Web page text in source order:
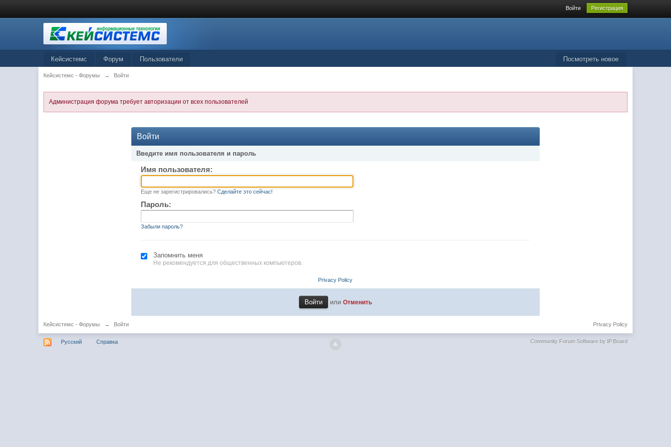
Войти Регистрация
Посмотреть новое
Кейсистемс Форум Пользователи
Кейсистемс - Форумы → Войти
Администрация форума требует авторизации от всех пользователей
Войти
Введите имя пользователя и пароль
Имя пользователя:
Еще не зарегистрировались? Сделайте это сейчас!
Пароль:
Забыли пароль?
Запомнить меня
Не рекомендуется для общественных компьютеров.
Privacy Policy
или Отменить
Кейсистемс - Форумы → Войти Privacy Policy
Русский Справка Community Forum Software by IP.Board